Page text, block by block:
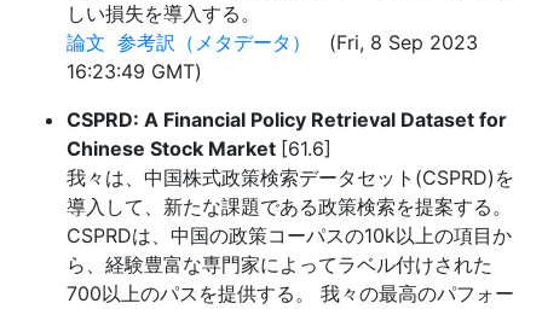
しい損失を導入する。
論文 参考訳（メタデータ）
(Fri, 8 Sep 2023
16:23:49 GMT)
CSPRD: A Financial Policy Retrieval Dataset for
Chinese Stock Market [61.6]
我々は、中国株式政策検索データセット(CSPRD)を
導入して、新たな課題である政策検索を提案する。
CSPRDは、中国の政策コーパスの10k以上の項目か
ら、経験豊富な専門家によってラベル付けされた
700以上のパスを提供する。 我々の最高のパフォー